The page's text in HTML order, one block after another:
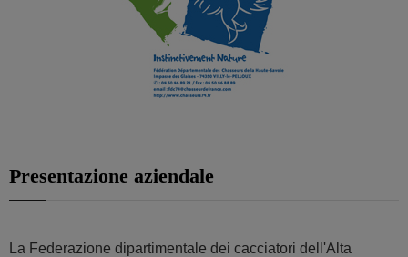
Presentazione aziendale
La Federazione dipartimentale dei cacciatori dell'Alta